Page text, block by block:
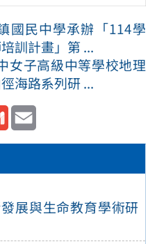
展與生命教育學術研
國民中學承辦「114學
訓計畫」第 ...
女子高級中等學校地理
海路系列研 ...
Gmail